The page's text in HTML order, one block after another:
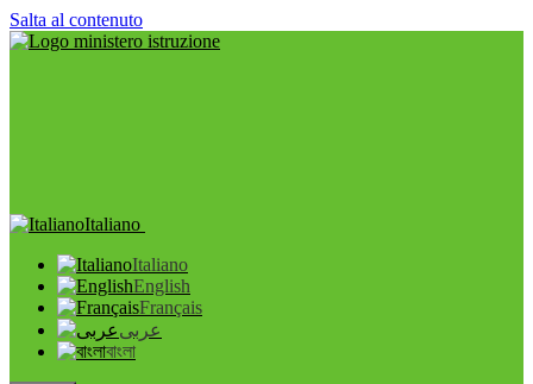
Salta al contenuto
Italiano
Italiano
English
Français
عربى
বাংলা